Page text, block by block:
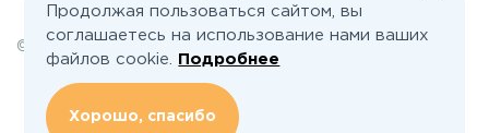
© 2026 Все права защищены | poselkino.ru
ИП Маслов Дмитрий Валерьевич
ИНН 503406273833
+79647266008
142613, Московская область, Орехово-Зуево, ул. Северная, д.14, кв.145
Продолжая пользоваться сайтом, вы
соглашаетесь на использование нами ваших
файлов cookie.
Подробнее
Хорошо, спасибо